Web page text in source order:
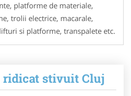
platforme de materiale,
trolii electrice, macarale,
si platforme, transpalete etc.
ridicat stivuit Cluj